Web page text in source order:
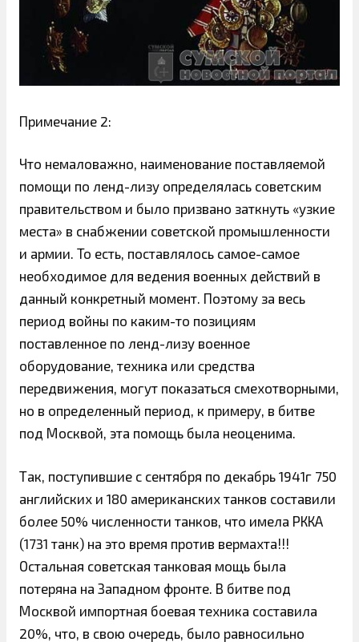
Примечание 2:
Что немаловажно, наименование поставляемой
помощи по ленд-лизу определялась советским
правительством и было призвано заткнуть «узкие
места» в снабжении советской промышленности
и армии. То есть, поставлялось самое-самое
необходимое для ведения военных действий в
данный конкретный момент. Поэтому за весь
период войны по каким-то позициям
поставленное по ленд-лизу военное
оборудование, техника или средства
передвижения, могут показаться смехотворными,
но в определенный период, к примеру, в битве
под Москвой, эта помощь была неоценима.
Так, поступившие с сентября по декабрь 1941г 750
английских и 180 американских танков составили
более 50% численности танков, что имела РККА
(1731 танк) на это время против вермахта!!!
Остальная советская танковая мощь была
потеряна на Западном фронте. В битве под
Москвой импортная боевая техника составила
20%, что, в свою очередь, было равносильно